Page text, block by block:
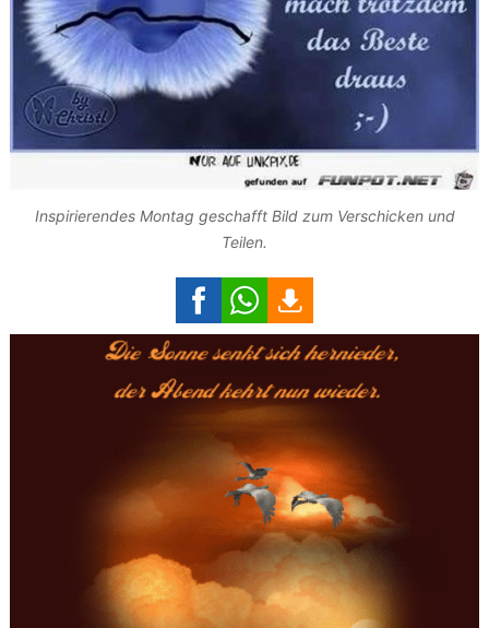
Inspirierendes Montag geschafft Bild zum Verschicken und
Teilen.